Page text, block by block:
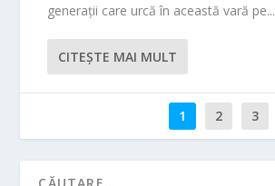
generații care urcă în această vară pe...
CITEŞTE MAI MULT
1 2 3